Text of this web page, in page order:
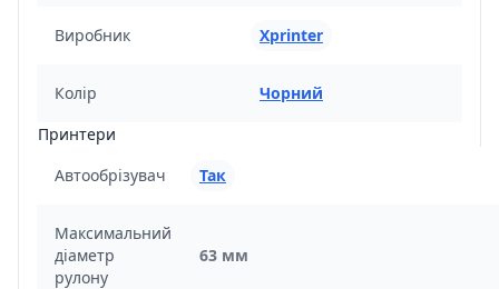
Виробник Xprinter
Колір
Чорний
Принтери
Автообрізувач
Так
Максимальний
діаметр
рулону
63 мм